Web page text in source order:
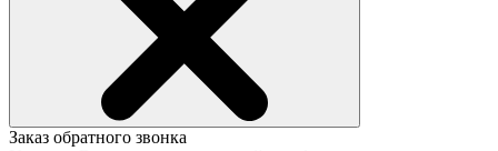
Заказ обратного звонка